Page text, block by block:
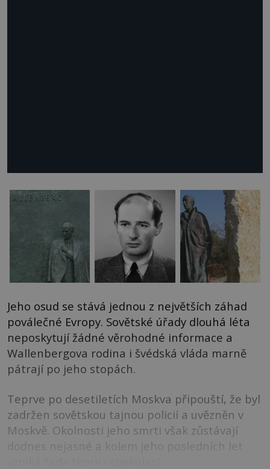
Jeho osud se stává jednou z největších záhad
poválečné Evropy. Sovětské úřady dlouhá léta
neposkytují žádné věrohodné informace a
Wallenbergova rodina i švédská vláda marně
pátrají po jeho stopách.
Teprve po desetiletích Moskva připouští, že byl
zadržen sovětskou tajnou policií a uvězněn v
Moskvě. Okolnosti jeho smrti však zůstávají
dodnes nejasné a kolem jeho posledních let